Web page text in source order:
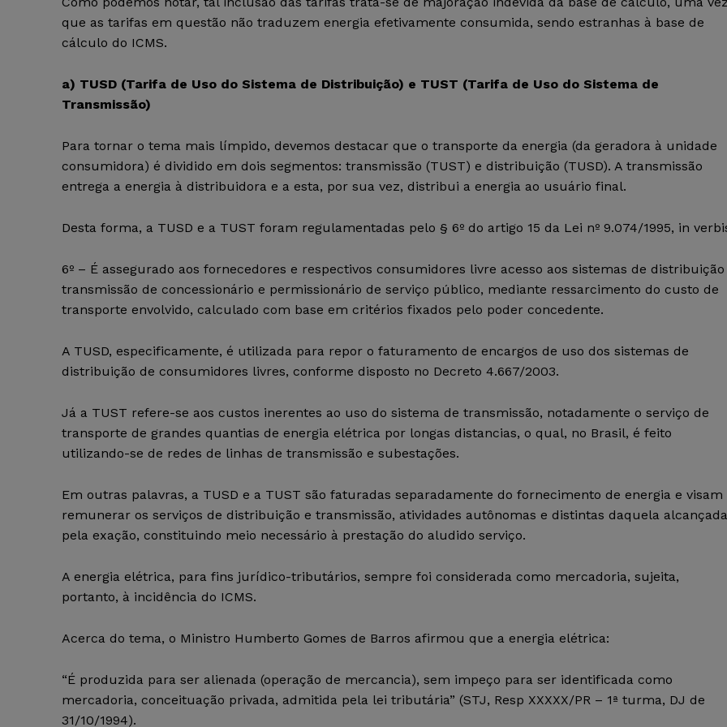
que as tarifas em questão não traduzem energia efetivamente consumida, sendo estranhas à base de
cálculo do ICMS.
a) TUSD (Tarifa de Uso do Sistema de Distribuição) e TUST (Tarifa de Uso do Sistema de
Transmissão)
Para tornar o tema mais límpido, devemos destacar que o transporte da energia (da geradora à unidade
consumidora) é dividido em dois segmentos: transmissão (TUST) e distribuição (TUSD). A transmissão
entrega a energia à distribuidora e a esta, por sua vez, distribui a energia ao usuário final.
Desta forma, a TUSD e a TUST foram regulamentadas pelo § 6º do artigo 15 da Lei nº 9.074/1995, in
6º – É assegurado aos fornecedores e respectivos consumidores livre acesso aos sistemas de distribuição
transmissão de concessionário e permissionário de serviço público, mediante ressarcimento do custo de
transporte envolvido, calculado com base em critérios fixados pelo poder concedente.
A TUSD, especificamente, é utilizada para repor o faturamento de encargos de uso dos sistemas de
distribuição de consumidores livres, conforme disposto no Decreto 4.667/2003.
Já a TUST refere-se aos custos inerentes ao uso do sistema de transmissão, notadamente o serviço de
transporte de grandes quantias de energia elétrica por longas distancias, o qual, no Brasil, é feito
utilizando-se de redes de linhas de transmissão e subestações.
Em outras palavras, a TUSD e a TUST são faturadas separadamente do fornecimento de energia e visam
remunerar os serviços de distribuição e transmissão, atividades autônomas e distintas daquela alcançada
pela exação, constituindo meio necessário à prestação do aludido serviço.
A energia elétrica, para fins jurídico-tributários, sempre foi considerada como mercadoria, sujeita,
portanto, à incidência do ICMS.
Acerca do tema, o Ministro Humberto Gomes de Barros afirmou que a energia elétrica:
“É produzida para ser alienada (operação de mercancia), sem impeço para ser identificada como
mercadoria, conceituação privada, admitida pela lei tributária” (STJ, Resp XXXXX/PR – 1ª turma, DJ de
31/10/1994).